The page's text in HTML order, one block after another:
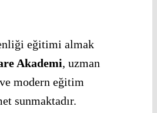
eğitimi almak
Akademi, uzman
modern eğitim
sunmaktadır.